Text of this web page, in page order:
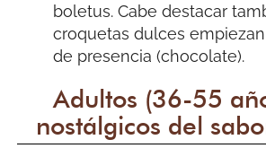
boletus. Cabe destacar
croquetas dulces
de presencia (chocolate).
Adultos (36-55
nostálgicos del